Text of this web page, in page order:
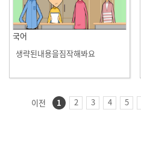
국어
생략된내용을짐작해봐요
이전 1 2 3 4 5